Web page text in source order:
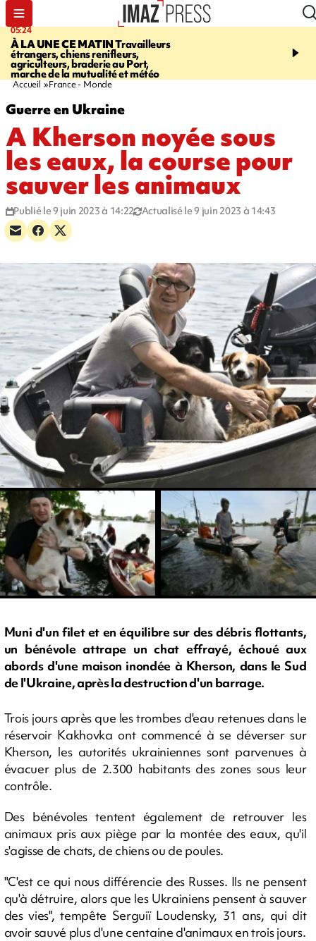
05:24
À LA UNE CE MATINTravailleurs
étrangers, chiens renifleurs,
agriculteurs, braderie au Port,
marche de la mutualité et météo
07:05
mobilisés pour traquer
Accueil France - Monde
Guerre en Ukraine
A Kherson noyée sous
les eaux, la course pour
sauver les animaux
Publié le 9 juin 2023 à 14:22 Actualisé le 9 juin 2023 à 14:43
Muni d'un filet et en équilibre sur des débris flottants,
un bénévole attrape un chat effrayé, échoué aux
abords d'une maison inondée à Kherson, dans le Sud
de l'Ukraine, après la destruction d'un barrage.
Trois jours après que les trombes d'eau retenues dans le
réservoir Kakhovka ont commencé à se déverser sur
Kherson, les autorités ukrainiennes sont parvenues à
évacuer plus de 2.300 habitants des zones sous leur
contrôle.
Des bénévoles tentent également de retrouver les
animaux pris aux piège par la montée des eaux, qu'il
s'agisse de chats, de chiens ou de poules.
"C'est ce qui nous différencie des Russes. Ils ne pensent
qu'à détruire, alors que les Ukrainiens pensent à sauver
des vies", tempête Serguiï Loudensky, 31 ans, qui dit
avoir sauvé plus d'une centaine d'animaux en trois jours.